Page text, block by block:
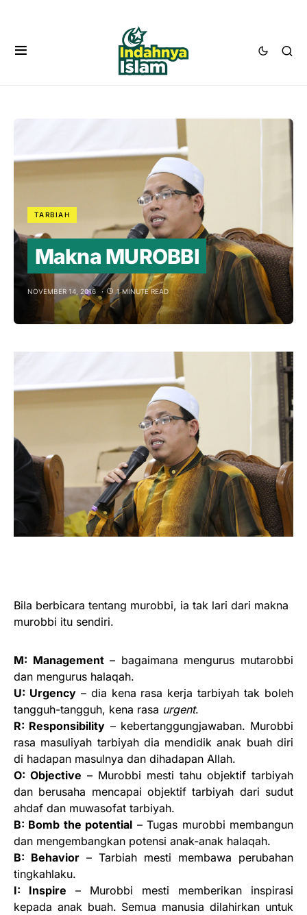
TARBIAH
Makna MUROBBI
NOVEMBER 14, 2016 1 MINUTE READ
Bila berbicara tentang murobbi, ia tak lari dari makna
murobbi itu sendiri.
M: Management– bagaimana mengurus mutarobbi
dan mengurus halaqah.
U: Urgency– dia kena rasa kerja tarbiyah tak boleh
tangguh-tangguh, kena rasa urgent.
R: Responsibility – kebertanggungjawaban. Murobbi
rasa masuliyah tarbiyah dia mendidik anak buah diri
di hadapan masulnya dan dihadapan Allah.
O: Objective – Murobbi mesti tahu objektif tarbiyah
dan berusaha mencapai objektif tarbiyah dari sudut
ahdaf dan muwasofat tarbiyah.
B: Bomb the potential – Tugas murobbi membangun
dan mengembangkan potensi anak-anak halaqah.
B: Behavior – Tarbiah mesti membawa perubahan
tingkahlaku.
I: Inspire – Murobbi mesti memberikan inspirasi
kepada anak buah. Semua manusia dilahirkan untuk